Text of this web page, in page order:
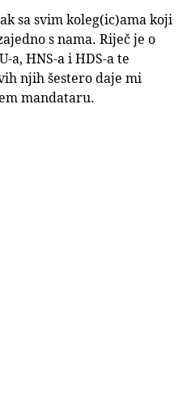
sa svim koleg(ic)ama koji
s nama. Riječ je o
a, HNS-a i HDS-a te
njih šestero daje mi
mandataru.